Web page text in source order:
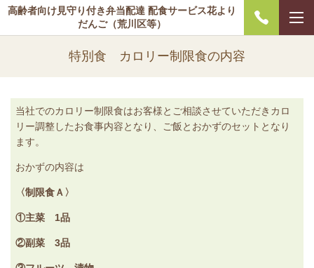
高齢者向け見守り付き弁当配達 配食サービス花より
だんご（荒川区等）
特別食 カロリー制限食の内容
当社でのカロリー制限食はお客様とご相談させていただきカロ
リー調整したお食事内容となり、ご飯とおかずのセットとなり
ます。
おかずの内容は
〈制限食Ａ〉
①主菜 1品
②副菜 3品